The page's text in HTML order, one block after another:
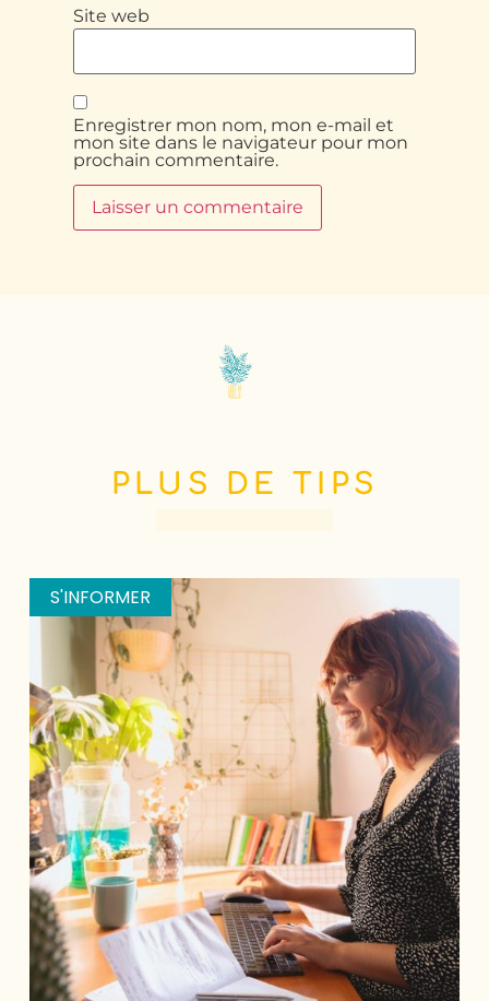
Site web
Enregistrer mon nom, mon e-mail et
mon site dans le navigateur pour mon
prochain commentaire.
PLUS DE TIPS
S'INFORMER